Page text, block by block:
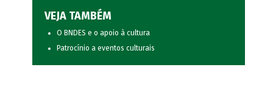
VEJA TAMBÉM
O BNDES e o apoio à cultura
Patrocínio a eventos culturais